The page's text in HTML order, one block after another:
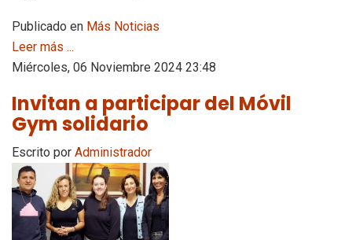
Publicado en Más Noticias
Leer más ...
Miércoles, 06 Noviembre 2024 23:48
Invitan a participar del Móvil
Gym solidario
Escrito por Administrador